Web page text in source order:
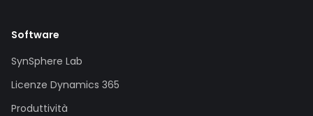
Software
SynSphere Lab
Licenze Dynamics 365
Produttività